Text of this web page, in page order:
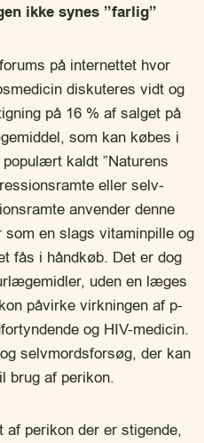
ikke synes ”farlig”
på internettet hvor
diskuteres vidt og
på 16 % af salget på
som kan købes i
kaldt ”Naturens
eller selv-
anvender denne
en slags vitaminpille og
fås i håndkøb. Det er dog
uden en læges
påvirke virkningen af p-
og HIV-medicin.
selvmordsforsøg, der kan
brug af perikon.
perikon der er stigende,